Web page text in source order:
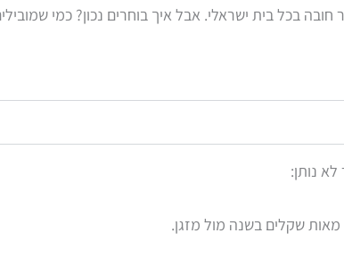
בכל בית ישראלי. אבל איך בוחרים נכון? כמי
נותן:
מאות שקלים בשנה מול מזגן.